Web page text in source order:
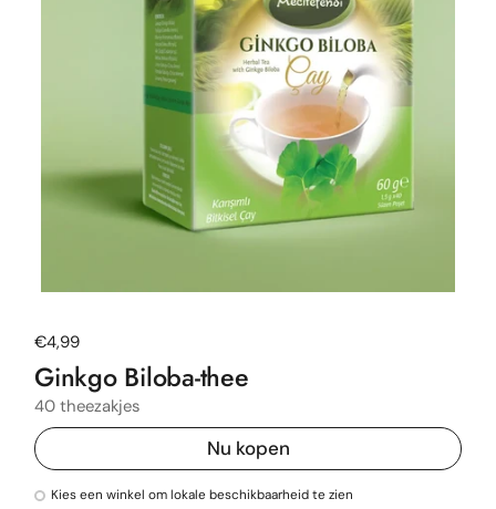
Normale prijs
€4,99
Ginkgo Biloba-thee
40 theezakjes
Nu kopen
Kies een winkel om lokale beschikbaarheid te zien